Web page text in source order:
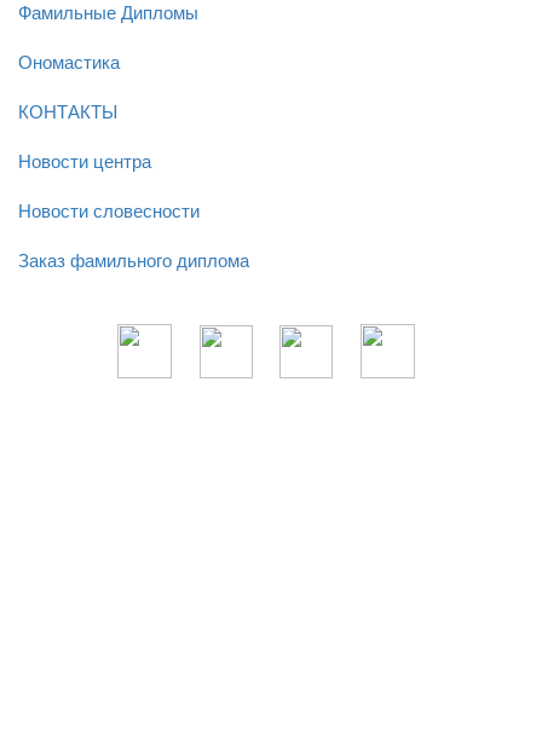
Фамильные Дипломы
Ономастика
КОНТАКТЫ
Новости центра
Новости словесности
Заказ фамильного диплома